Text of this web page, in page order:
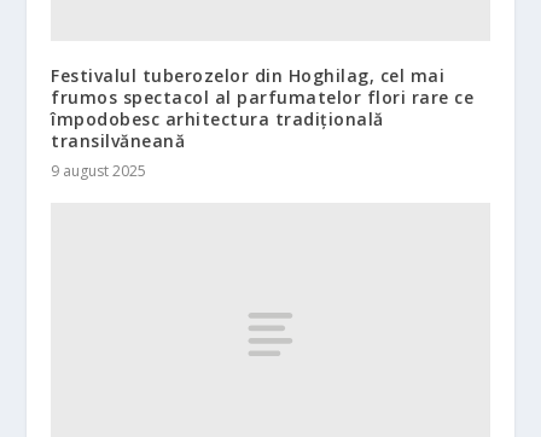
Festivalul tuberozelor din Hoghilag, cel mai
frumos spectacol al parfumatelor flori rare ce
împodobesc arhitectura tradițională
transilvăneană
9 august 2025